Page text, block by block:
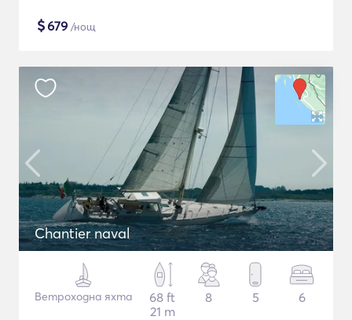
$679 /нощ
Chantier naval
Ветроходна яхта
68 ft
21 m
8 5 6